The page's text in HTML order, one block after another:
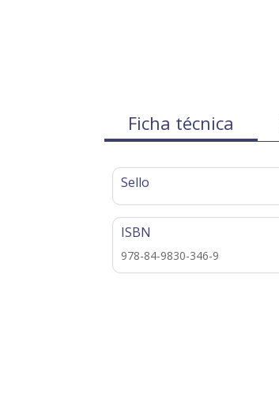
Ficha técnica
Sello
ISBN
978-84-9830-346-9